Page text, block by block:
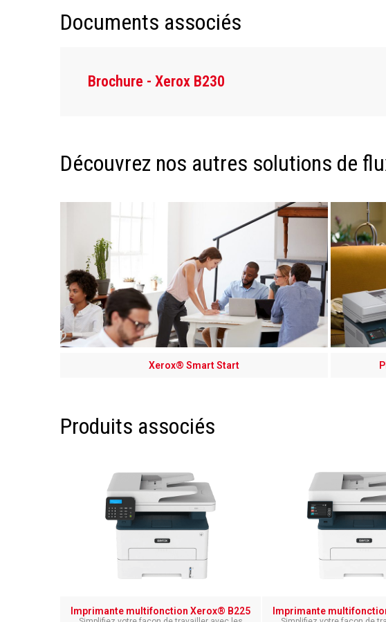
Documents associés
Brochure - Xerox B230
Découvrez nos autres solutions de
Xerox® Smart Start
Produits associés
Imprimante multifonction Xerox® B225 Imprimante